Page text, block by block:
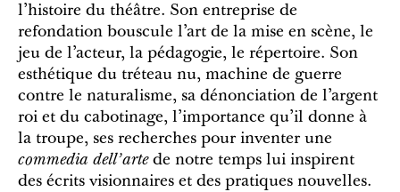
l’histoire du théâtre. Son entreprise de
refondation bouscule l’art de la mise en scène, le
jeu de l’acteur, la pédagogie, le répertoire. Son
esthétique du tréteau nu, machine de guerre
contre le naturalisme, sa dénonciation de l’argent
roi et du cabotinage, l’importance qu’il donne à
la troupe, ses recherches pour inventer une
commedia dell’artede notre temps lui inspirent
des écrits visionnaires et des pratiques nouvelles.